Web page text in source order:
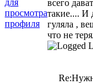
всего
такие.... И
гуляла ,
что не